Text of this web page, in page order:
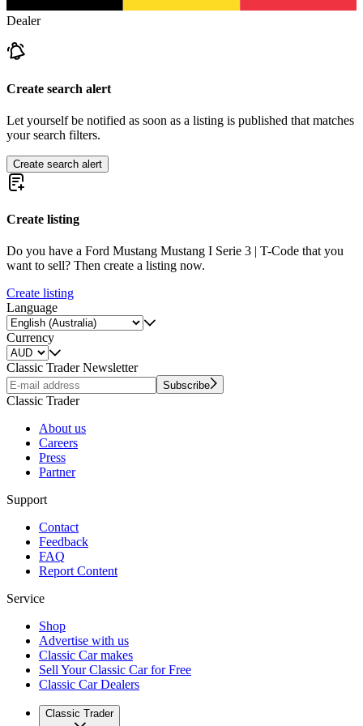
Dealer
Create search alert
Let yourself be notified as soon as a listing is published that matches
your search filters.
Create search alert
Create listing
Do you have a Ford Mustang Mustang I Serie 3 | T-Code that you
want to sell? Then create a listing now.
Create listing
Language
Currency
Classic Trader Newsletter
Subscribe
Classic Trader
About us
Careers
Press
Partner
Support
Contact
Feedback
FAQ
Report Content
Service
Shop
Advertise with us
Classic Car makes
Sell Your Classic Car for Free
Classic Car Dealers
Classic Trader